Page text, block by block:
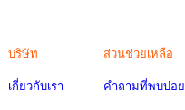
บริษัท
เกี่ยวกับเรา
ส่วนช่วยเหลือ
คำถามที่พบบ่อย